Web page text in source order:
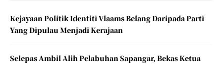
Kejayaan Politik Identiti Vlaams Belang Daripada Parti
Yang Dipulau Menjadi Kerajaan
Selepas Ambil Alih Pelabuhan Sapangar, Bekas Ketua